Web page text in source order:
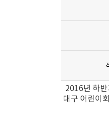
2016년 하
대구 어린이